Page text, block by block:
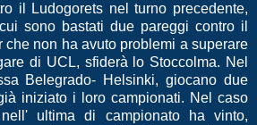
il Ludogorets nel turno precedente,
sono bastati due pareggi contro il
che non ha avuto problemi a superare
di UCL, sfiderà lo Stoccolma. Nel
Belegrado- Helsinki, giocano due
iniziato i loro campionati. Nel caso
ultima di campionato ha vinto,